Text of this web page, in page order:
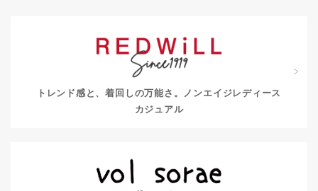
トレンド感と、着回しの万能さ。
ノンエイジレディース
カジュアル